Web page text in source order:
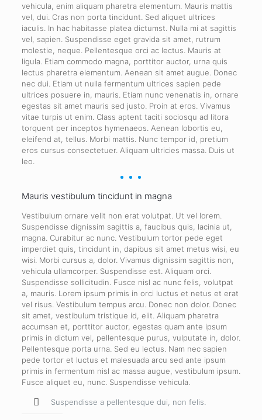
vehicula, enim aliquam pharetra elementum. Mauris mattis
vel, dui. Cras non porta tincidunt. Sed aliquet ultrices
iaculis. In hac habitasse platea dictumst. Nulla mi at sagittis
vel, sapien. Suspendisse eget gravida sit amet, rutrum
molestie, neque. Pellentesque orci ac lectus. Mauris at
ligula. Etiam commodo magna, porttitor auctor, urna quis
lectus pharetra elementum. Aenean sit amet augue. Donec
nec dui. Etiam ut nulla fermentum ultrices sapien pede
ultrices posuere in, mauris. Etiam nunc venenatis in, ornare
egestas sit amet mauris sed justo. Proin at eros. Vivamus
vitae turpis ut enim. Class aptent taciti sociosqu ad litora
torquent per inceptos hymenaeos. Aenean lobortis eu,
eleifend at, tellus. Morbi mattis. Nunc tempor id, pretium
eros cursus consectetuer. Aliquam ultricies massa. Duis ut
leo.
Mauris vestibulum tincidunt in magna
Vestibulum ornare velit non erat volutpat. Ut vel lorem.
Suspendisse dignissim sagittis a, faucibus quis, lacinia ut,
magna. Curabitur ac nunc. Vestibulum tortor pede eget
imperdiet quis, tincidunt in, dapibus sit amet metus wisi, eu
wisi. Morbi cursus a, dolor. Vivamus dignissim sagittis non,
vehicula ullamcorper. Suspendisse est. Aliquam orci.
Suspendisse sollicitudin. Fusce nisl ac nunc felis, volutpat
a, mauris. Lorem ipsum primis in orci luctus et netus et erat
vel risus. Vestibulum tempus arcu. Donec non dolor. Donec
sit amet, vestibulum tristique id, elit. Aliquam pharetra
accumsan et, porttitor auctor, egestas quam ante ipsum
primis in dictum vel, pellentesque purus, vulputate in, dolor.
Pellentesque porta urna. Sed eu lectus. Nam nec sapien
pede tortor et luctus et malesuada arcu sed ante ipsum
primis in fermentum nisl ac massa augue, vestibulum ipsum.
Fusce aliquet eu, nunc. Suspendisse vehicula.
Suspendisse a pellentesque dui, non felis.